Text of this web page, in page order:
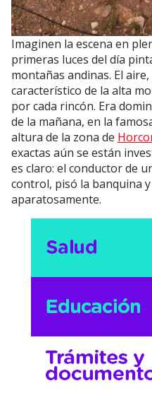
Imaginen la escena en
primeras luces del día
montañas andinas. El
característico de la alta
por cada rincón. Era
de la mañana, en la
altura de la zona de
exactas aún se están
es claro: el conductor de
control, pisó la banquina
aparatosamente.